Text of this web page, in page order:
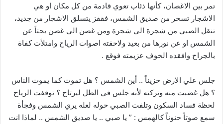
تمر بين الاغصان، كأنها ذئاب تعوي قادمة من كل مكان او هي
الاشجار تسخر من صديق الشمس، فقفز يتسلق الاشجار من جديد،
تنقل الصبي من شجرة الي شجرة ومن غصن الي غصن بحثاً عن
الشمس او عن نورها من بعيد ولاحقته اصوات الرياح وامتلأت كفاة
بالجراح وافقده الخوف عزيمته فوقع .
جلس علي الارض حزيناً .. أين الشمس ؟ هل تموت كما يموت الناس
؟ هل غضبت منه وتركته لأنه جلس في الظل ليرتاح ؟ توقفت الرياح
لحظة فساد السكون وتلفت الصبي حوله لعله يري الشمس وفجأة
سمع صوتاً حنوناً كالهمس : ” يا صبي .. يا صديق الشمس .. لماذا انت